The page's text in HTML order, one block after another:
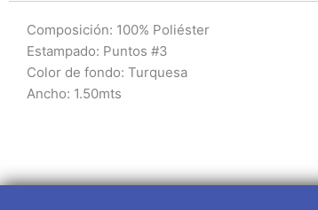
Composición: 100% Poliéster
Estampado: Puntos #3
Color de fondo: Turquesa
Ancho: 1.50mts